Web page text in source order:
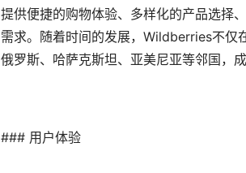
提供便捷的购物体验、多样化的产品选择
需求。随着时间的发展，Wildberries不仅
俄罗斯、哈萨克斯坦、亚美尼亚等邻国，
### 用户体验